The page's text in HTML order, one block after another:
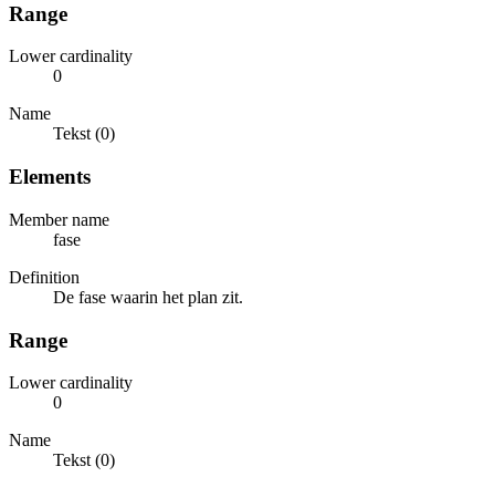
Range
Lower cardinality
0
Name
Tekst (0)
Elements
Member name
fase
Definition
De fase waarin het plan zit.
Range
Lower cardinality
0
Name
Tekst (0)